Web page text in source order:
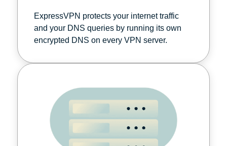
ExpressVPN protects your internet traffic
and your DNS queries by running its own
encrypted DNS on every VPN server.